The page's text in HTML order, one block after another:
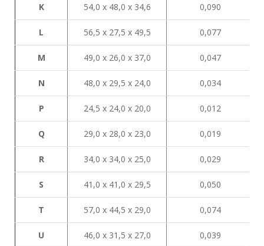
K 54,0 х 48,0 х 34,6 0,090
L 56,5 х 27,5 х 49,5 0,077
М 49,0 х 26,0 х 37,0 0,047
N 48,0 х 29,5 х 24,0 0,034
P 24,5 х 24,0 х 20,0 0,012
Q 29,0 х 28,0 х 23,0 0,019
R 34,0 х 34,0 х 25,0 0,029
S 41,0 х 41,0 х 29,5 0,050
Т 57,0 х 44,5 х 29,0 0,074
U 46,0 х 31,5 х 27,0 0,039